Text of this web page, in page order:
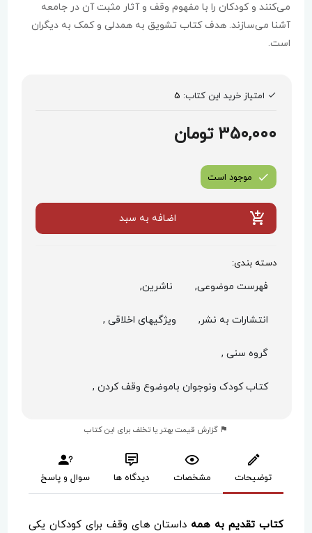
می‌کنند و کودکان را با مفهوم وقف و آثار مثبت آن در جامعه
آشنا می‌سازند. هدف کتاب تشویق به همدلی و کمک به دیگران
است.
امتیاز خرید این کتاب: 5
350,000 تومان
موجود است
اضافه به سبد
دسته بندی:
فهرست موضوعی, ناشرین,
انتشارات به نشر, ویژگیهای اخلاقی ,
گروه سنی ,
کتاب کودک ونوجوان باموضوع وقف کردن ,
گزارش قیمت بهتر یا تخلف برای این کتاب
توضیحات مشخصات دیدگاه ها سوال و پاسخ
کتاب تقدیم به همه داستان های وقف برای کودکان یکی